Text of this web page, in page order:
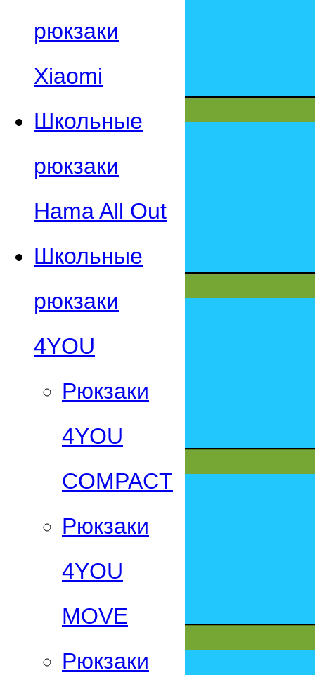
рюкзаки
Xiaomi
Школьные
рюкзаки
Hama All Out
Школьные
рюкзаки
4YOU
Рюкзаки
4YOU
СOMPACT
Рюкзаки
4YOU
MOVE
Рюкзаки